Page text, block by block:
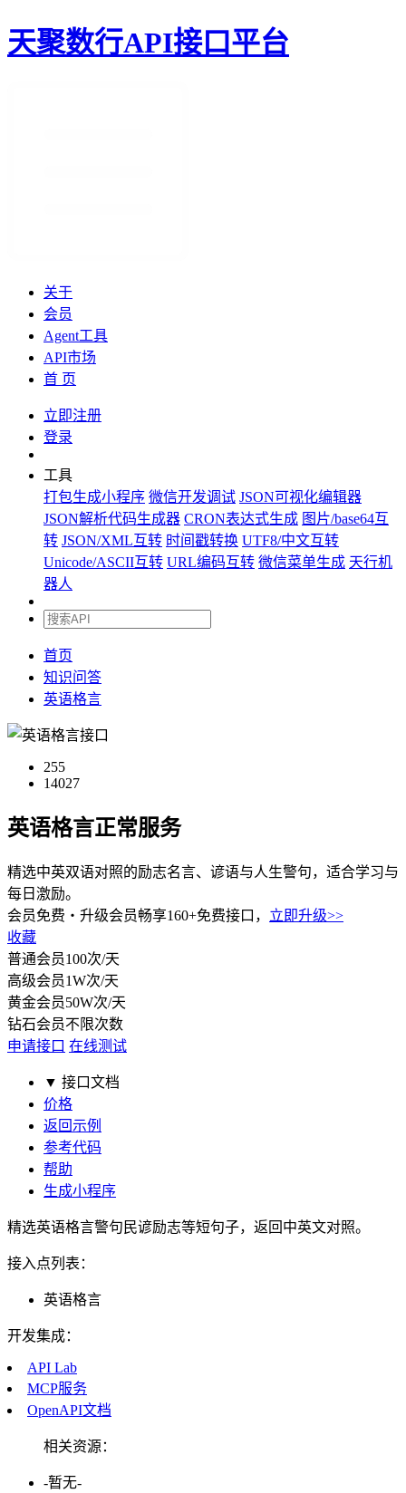
天聚数行API接口平台
关于
会员
Agent工具
API市场
首 页
立即注册
登录
工具
打包生成小程序 微信开发调试 JSON可视化编辑器
JSON解析代码生成器 CRON表达式生成 图片/base64互
转 JSON/XML互转 时间戳转换 UTF8/中文互转
Unicode/ASCII互转 URL编码互转 微信菜单生成 天行机
器人
首页
知识问答
英语格言
255
14027
英语格言正常服务
精选中英双语对照的励志名言、谚语与人生警句，适合学习与
每日激励。
会员免费・ 升级会员畅享160+免费接口， 立即升级>>
收藏
普通会员100次/天
高级会员1W次/天
黄金会员50W次/天
钻石会员不限次数
申请接口 在线测试
▼ 接口文档
价格
返回示例
参考代码
帮助
生成小程序
精选英语格言警句民谚励志等短句子，返回中英文对照。
接入点列表：
英语格言
开发集成：
API Lab
MCP服务
OpenAPI文档
相关资源：
-暂无-